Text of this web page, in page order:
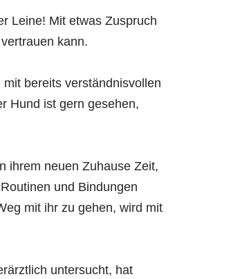
Leine! Mit etwas Zuspruch
kann.
bereits verständnisvollen
Hund ist gern gesehen,
ihrem neuen Zuhause Zeit,
und Bindungen
mit ihr zu gehen, wird mit
untersucht, hat